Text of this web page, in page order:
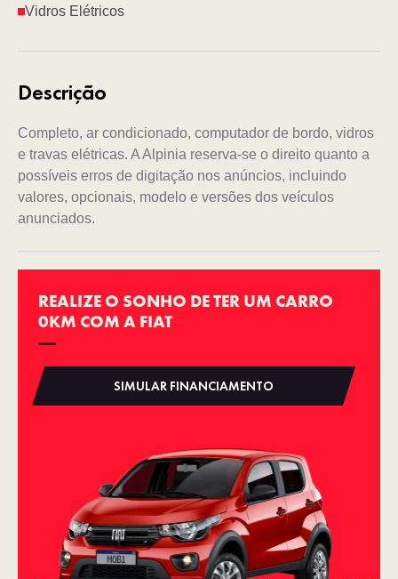
Vidros Elétricos
Descrição
Completo, ar condicionado, computador de bordo, vidros
e travas elétricas. A Alpinia reserva-se o direito quanto a
possíveis erros de digitação nos anúncios, incluindo
valores, opcionais, modelo e versões dos veículos
anunciados.
REALIZE O SONHO DE TER UM CARRO
0KM COM A FIAT
SIMULAR FINANCIAMENTO